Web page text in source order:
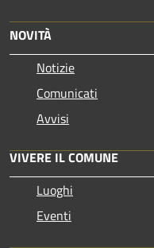
NOVITÀ
Notizie
Comunicati
Avvisi
VIVERE IL COMUNE
Luoghi
Eventi